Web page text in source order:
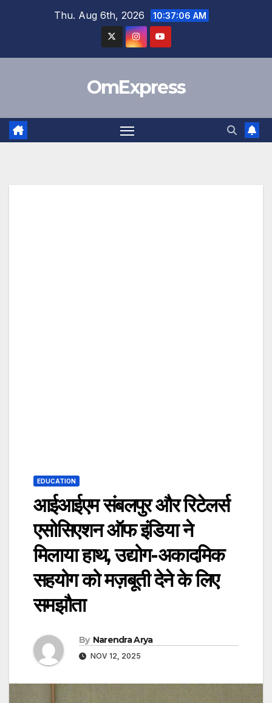
Thu. Aug 6th, 2026 10:37:07 AM
OmExpress
EDUCATION
आईआईएम संबलपुर और रिटेलर्स
एसोसिएशन ऑफ इंडिया ने
मिलाया हाथ, उद्योग-अकादमिक
सहयोग को मज़बूती देने के लिए
समझौता
By Narendra Arya
NOV 12, 2025